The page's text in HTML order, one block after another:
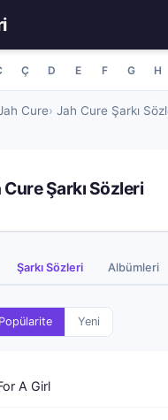
Ç D E F G H
Cure Jah Cure Şarkı
Şarkı Sözleri
Şarkı Sözleri Albümleri
Popülarite Yeni
A Girl